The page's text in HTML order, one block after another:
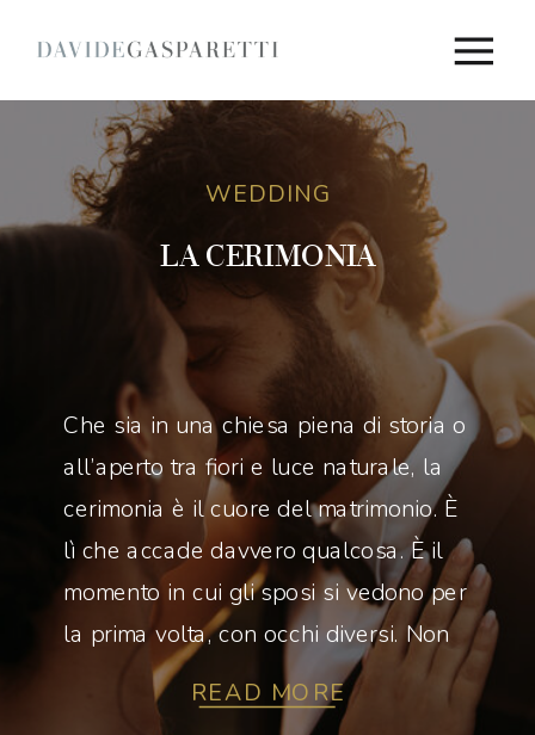
Che sia in una chiesa piena di storia o
all’aperto tra fiori e luce naturale, la
cerimonia è il cuore del matrimonio. È
lì che accade davvero qualcosa. È il
momento in cui gli sposi si vedono per
la prima volta, con occhi diversi. Non
più da fidanzati, ma da persone che
stanno per iniziare […]
WEDDING
LA CERIMONIA
READ MORE